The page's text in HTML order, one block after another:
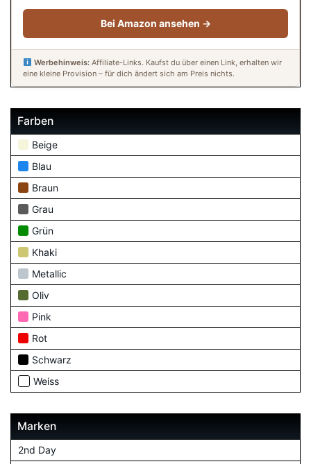
Bei Amazon ansehen →
Werbehinweis:Affiliate-Links. Kaufst du über einen Link, erhalten wir
eine kleine Provision – für dich ändert sich am Preis nichts.
Farben
Beige
Blau
Braun
Grau
Grün
Khaki
Metallic
Oliv
Pink
Rot
Schwarz
Weiss
Marken
2nd Day